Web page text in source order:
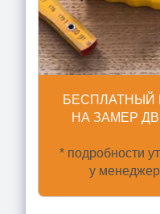
БЕСПЛАТНЫЙ
НА ЗАМЕР
* подробности
у